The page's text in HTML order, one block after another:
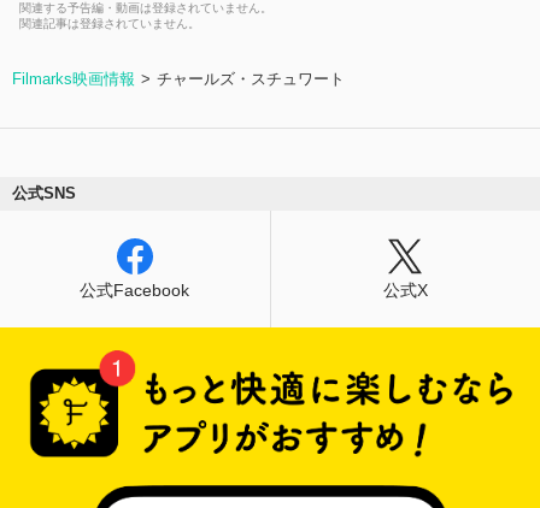
関連する予告編・動画は登録されていません。
関連記事は登録されていません。
Filmarks映画情報 チャールズ・スチュワート
公式SNS
公式Facebook 公式X